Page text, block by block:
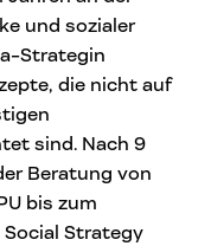
und sozialer
Strategin
die nicht auf
sind. Nach 9
Beratung von
bis zum
Strategy